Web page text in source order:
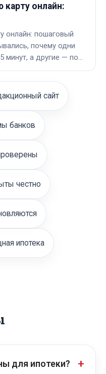
карту онлайн:
онлайн: пошаговый
почему одни
минут, а другие — по…
сайт
банков
честно
ипотека
для ипотеки?